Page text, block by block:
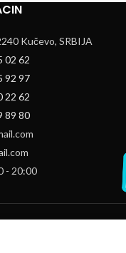
Kučevo, SRBIJA
02 62
92 97
22 62
89 80
- 20:00